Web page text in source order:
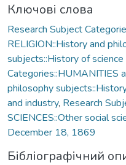
Ключові слова
Research Subject
RELIGION::History and
subjects::History of science
Categories::HUMANITIES
philosophy
and industry, Research
SCIENCES::Other social
December 18, 1869
Бібліографічний